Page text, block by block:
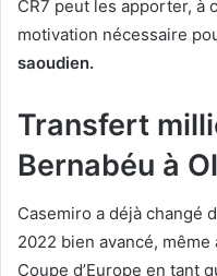
CR7 peut les apporter, à
motivation nécessaire
saoudien.
Transfert
Bernabéu à
Casemiro a déjà changé
2022 bien avancé,
Coupe d’Europe en tant